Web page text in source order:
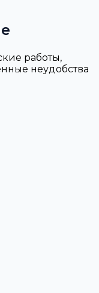
работы,
неудобства